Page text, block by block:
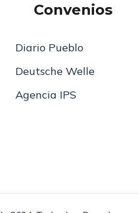
Convenios
Diario Pueblo
Deutsche Welle
Agencia IPS